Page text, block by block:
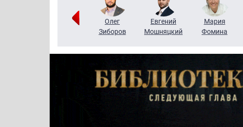
Григорий
Олег
Зиборов
Евгений
Мошняцкий
Мария
Фомина